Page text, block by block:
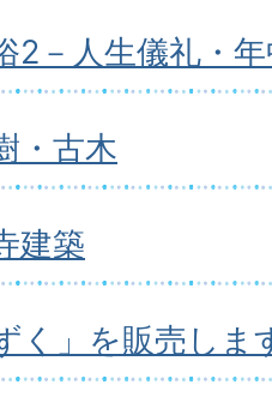
2－人生儀礼・
・古木
建築
く」を販売しま